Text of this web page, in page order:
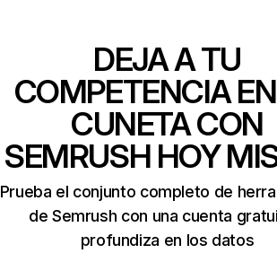
DEJA A TU
COMPETENCIA
CUNETA CON
SEMRUSH HOY
Prueba el conjunto completo de
de Semrush con una cuenta
profundiza en los datos